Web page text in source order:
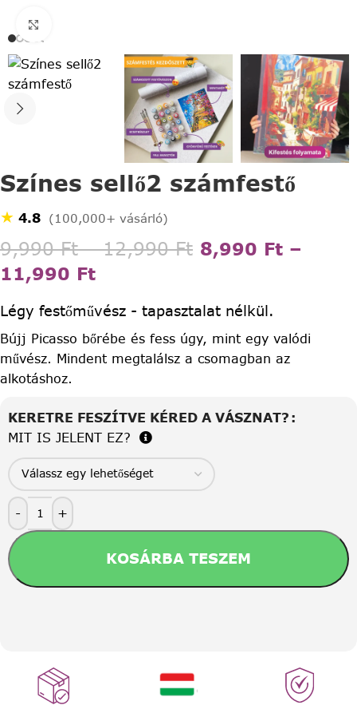
Színes sellő2 számfestő
★ 4.8 (100,000+ vásárló)
9,990Ft – 12,990Ft 8,990 Ft –
11,990 Ft
Légy festőművész - tapasztalat nélkül.
Bújj Picasso bőrébe és fess úgy, mint egy valódi
művész. Mindent megtalálsz a csomagban az
alkotáshoz.
KERETRE FESZÍTVE KÉRED A VÁSZNAT?
MIT IS JELENT EZ?
- +
KOSÁRBA TESZEM